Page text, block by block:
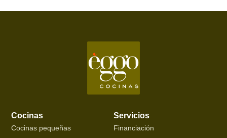
Cocinas
Cocinas pequeñas
Servicios
Financiación